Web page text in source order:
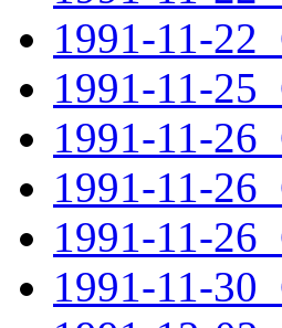
1991-11-
1991-11-
1991-11-
1991-11-
1991-11-
1991-11-